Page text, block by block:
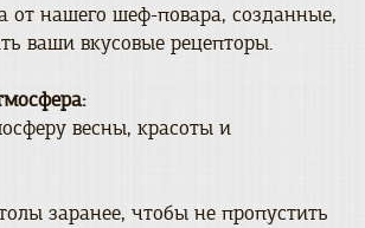
от нашего шеф-повара, созданные,
ваши вкусовые рецепторы.
весны, красоты и
заранее, чтобы не пропустить